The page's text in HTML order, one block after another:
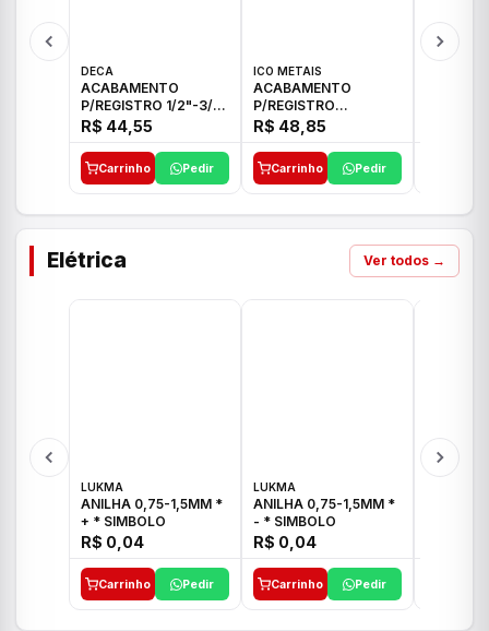
DECA
ACABAMENTO
P/REGISTRO 1/2"-3/4"
E 1"C21.PQ DECA
R$ 44,55
Carrinho Pedir
ICO METAIS
ACABAMENTO
P/REGISTRO
1/2"-3/4"-1" ACB M
CS 33 ICO
R$ 48,85
Carrinho Pedir
Elétrica Ver todos →
LUKMA
ANILHA 0,75-1,5MM *
+ * SIMBOLO
R$ 0,04
Carrinho Pedir
LUKMA
ANILHA 0,75-1,5MM *
- * SIMBOLO
R$ 0,04
Carrinho Pedir